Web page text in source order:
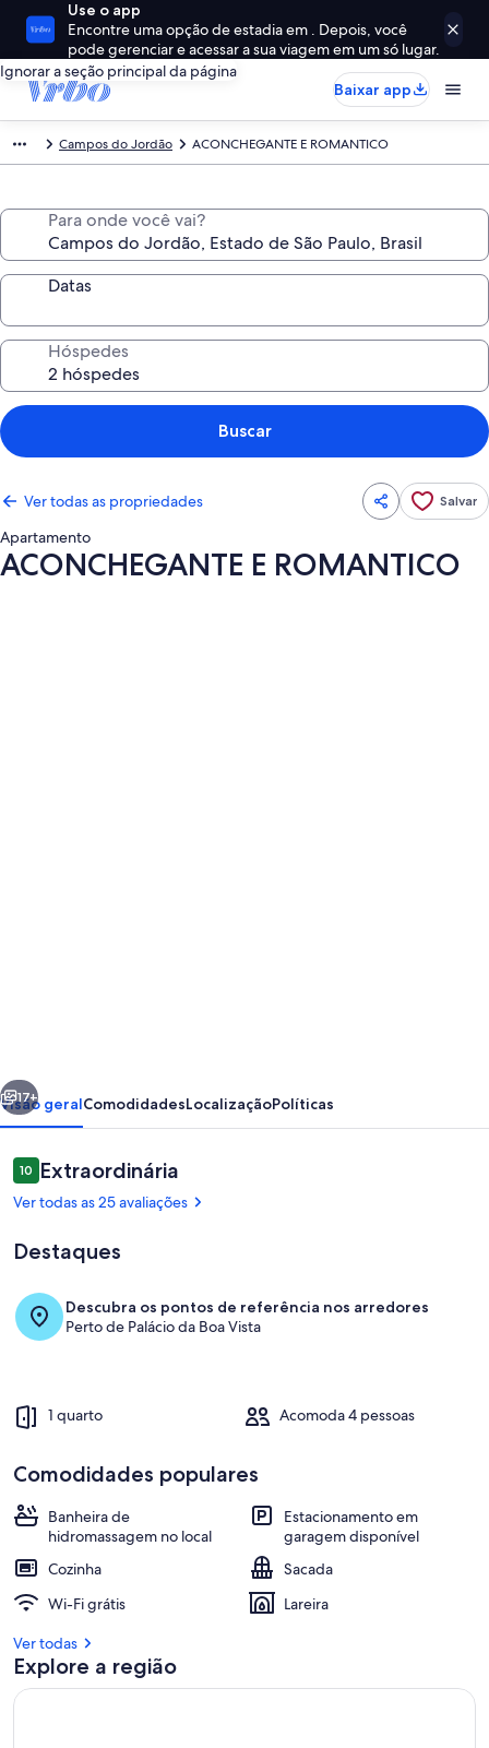
Use o app
Encontre uma opção de estadia em . Depois, você
pode gerenciar e acessar a sua viagem em um só lugar.
Ignorar a seção principal da página
Baixar app
Campos do Jordão ACONCHEGANTE E ROMANTICO
Para onde você vai?
Datas
Hóspedes
Buscar
Ver todas as propriedades Salvar
Apartamento
ACONCHEGANTE E ROMANTICO
varanda
Próximo
17+
Visão geralComodidadesLocalizaçãoPolíticas
Avaliações
1010 de 10
Extraordinária
Ver todas as 25 avaliações
Destaques
Descubra os pontos de referência nos arredores
Perto de Palácio da Boa Vista
1 quarto Acomoda 4 pessoas
Comodidades populares
Banheira de
hidromassagem no local
Estacionamento em
garagem disponível
Cozinha
Sacada
Wi-Fi grátis
Lareira
Ver todas
Explore a região